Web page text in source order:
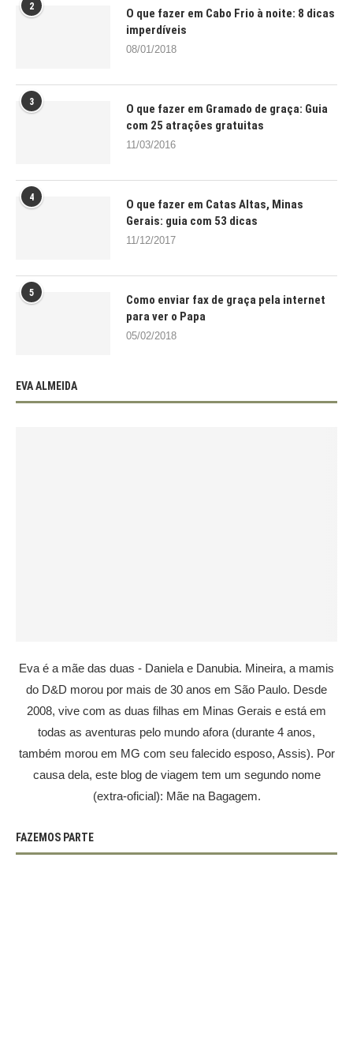
2
O que fazer em Cabo Frio à noite: 8 dicas
imperdíveis
08/01/2018
3
O que fazer em Gramado de graça: Guia
com 25 atrações gratuitas
11/03/2016
4
O que fazer em Catas Altas, Minas
Gerais: guia com 53 dicas
11/12/2017
5
Como enviar fax de graça pela internet
para ver o Papa
05/02/2018
EVA ALMEIDA
Eva é a mãe das duas - Daniela e Danubia. Mineira, a mamis
do D&D morou por mais de 30 anos em São Paulo. Desde
2008, vive com as duas filhas em Minas Gerais e está em
todas as aventuras pelo mundo afora (durante 4 anos,
também morou em MG com seu falecido esposo, Assis). Por
causa dela, este blog de viagem tem um segundo nome
(extra-oficial): Mãe na Bagagem.
FAZEMOS PARTE